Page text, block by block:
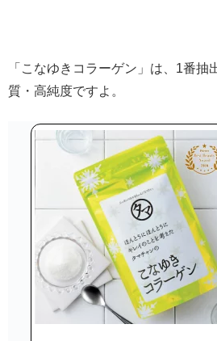
「こなゆきコラーゲン」は、1番抽
質・高純度ですよ。